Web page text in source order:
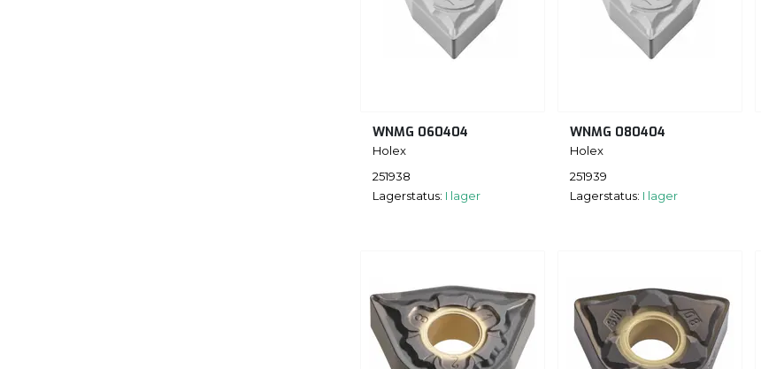
WNMG 060404
Holex
251938
Lagerstatus: I lager
WNMG 080404
Holex
251939
Lagerstatus: I lager